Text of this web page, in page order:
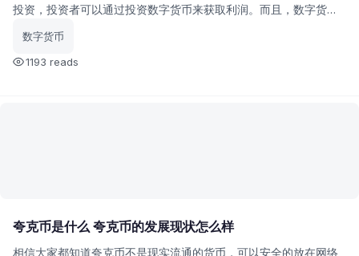
投资，投资者可以通过投资数字货币来获取利润。而且，数字货币
数字货币
1193 reads
夸克币是什么 夸克币的发展现状怎么样
相信大家都知道夸克币不是现实流通的货币，可以安全的放在网络